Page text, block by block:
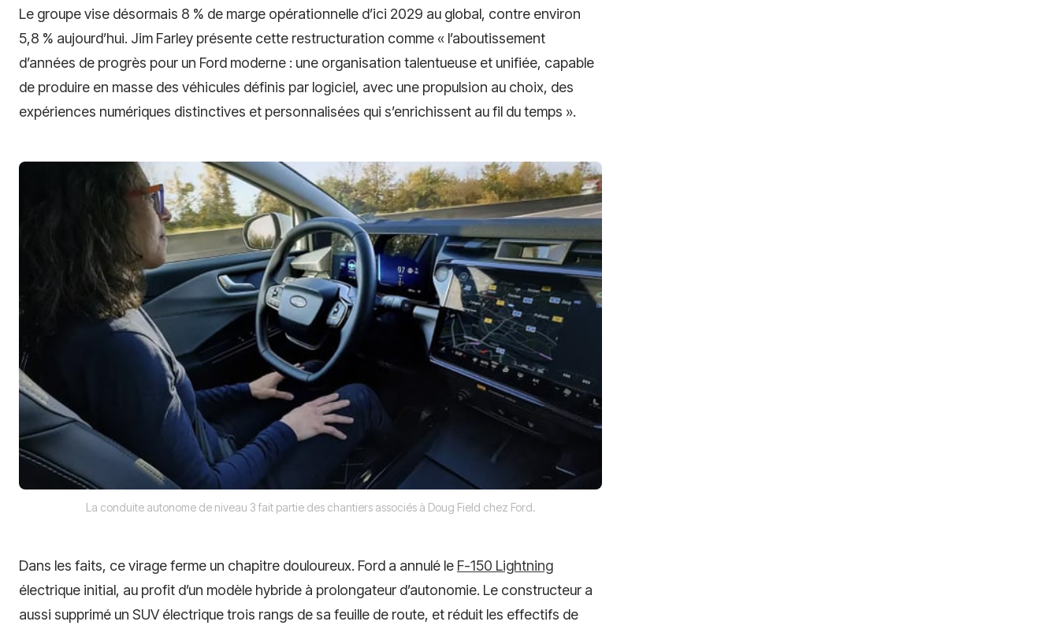
Le groupe vise désormais 8 % de marge opérationnelle d’ici 2029 au global, contre environ
5,8 % aujourd’hui. Jim Farley présente cette restructuration comme « l’aboutissement
d’années de progrès pour un Ford moderne : une organisation talentueuse et unifiée, capable
de produire en masse des véhicules définis par logiciel, avec une propulsion au choix, des
expériences numériques distinctives et personnalisées qui s’enrichissent au fil du temps ».
La conduite autonome de niveau 3 fait partie des chantiers associés à Doug Field chez Ford.
Dans les faits, ce virage ferme un chapitre douloureux. Ford a annulé le F-150 Lightning
électrique initial, au profit d’un modèle hybride à prolongateur d’autonomie. Le constructeur a
aussi supprimé un SUV électrique trois rangs de sa feuille de route, et réduit les effectifs de